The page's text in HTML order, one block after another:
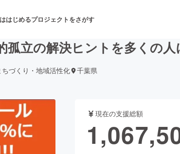
はじめるプロジェクトをさがす
舞台・パフォーマンス
フ
立の解決ヒントを多くの人
ちづくり・地域活性化 千葉県
現在の支援総額